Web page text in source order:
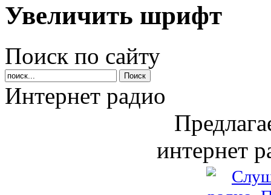
Увеличить шрифт
Поиск по сайту
Интернет радио
интернет